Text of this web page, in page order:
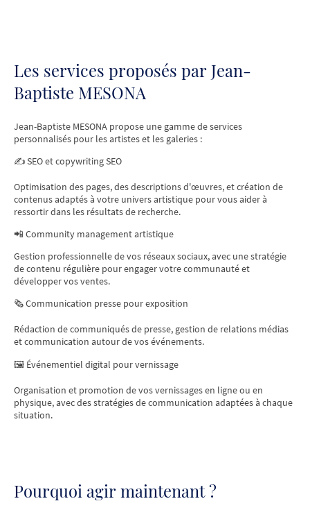
Les services proposés par Jean-
Baptiste MESONA
Jean-Baptiste MESONA propose une gamme de services
personnalisés pour les artistes et les galeries :
✍️ SEO et copywriting SEO
Optimisation des pages, des descriptions d'œuvres, et création de
contenus adaptés à votre univers artistique pour vous aider à
ressortir dans les résultats de recherche.
📲 Community management artistique
Gestion professionnelle de vos réseaux sociaux, avec une stratégie
de contenu régulière pour engager votre communauté et
développer vos ventes.
🗞️ Communication presse pour exposition
Rédaction de communiqués de presse, gestion de relations médias
et communication autour de vos événements.
🖼️ Événementiel digital pour vernissage
Organisation et promotion de vos vernissages en ligne ou en
physique, avec des stratégies de communication adaptées à chaque
situation.
Pourquoi agir maintenant ?